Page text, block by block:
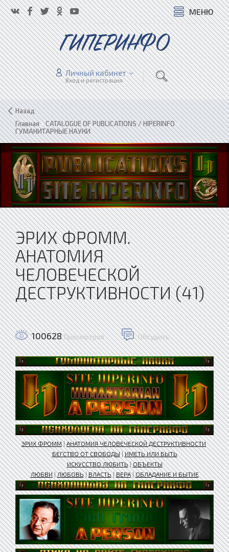
МЕНЮ
ГИПЕРИНФО
Личный кабинет
Вход и регистрация
Назад
Главная»CATALOGUE OF PUBLICATIONS / HIPERINFO»
ГУМАНИТАРНЫЕ НАУКИ
ЭРИХ ФРОММ.
АНАТОМИЯ
ЧЕЛОВЕЧЕСКОЙ
ДЕСТРУКТИВНОСТИ (41)
100628 Просмотров Обсудить
ЭРИХ ФРОММ|АНАТОМИЯ ЧЕЛОВЕЧЕСКОЙ ДЕСТРУКТИВНОСТИ
БЕГСТВО ОТ СВОБОДЫ|ИМЕТЬ ИЛИ БЫТЬ
ИСКУССТВО ЛЮБИТЬ|ОБЪЕКТЫ
ЛЮБВИ|ЛЮБОВЬ|ВЛАСТЬ|ВЕРА|ОБЛАДАНИЕ И БЫТИЕ